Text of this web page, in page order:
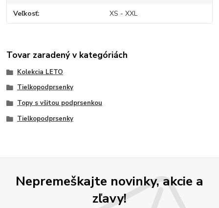
Veľkosť XS - XXL
Tovar zaradený v kategóriách
Kolekcia LETO
Tielkopodprsenky
Topy s všitou podprsenkou
Tielkopodprsenky
Nepremeškajte novinky, akcie a
zľavy!